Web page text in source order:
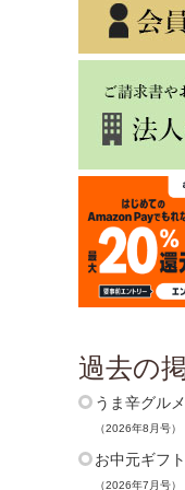
過去の
うま辛グルメ
（2026年8月号）
お中元ギフト
（2026年7月号）